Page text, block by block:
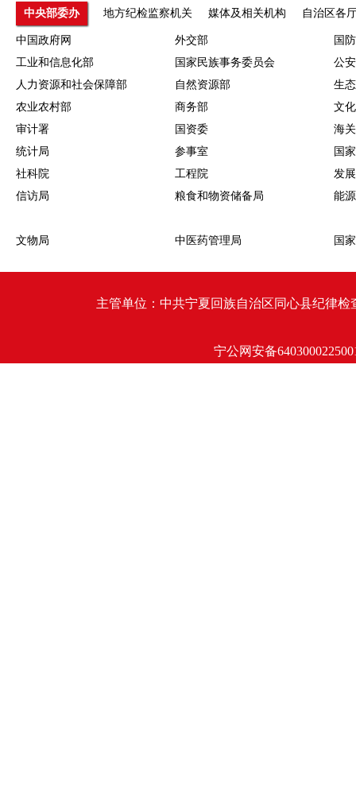
中央部委办 地方纪检监察机关 媒体及相关机构 自治区各
中国政府网 外交部
国
工业和信息化部
国家民族事务委员会
公
人力资源和社会保障部
自然资源部
生
农业农村部
商务部
文
审计署
国资委
海
统计局
参事室
国
社科院
工程院
发
信访局
粮食和物资储备局 能
文物局 中医药管理局 国
主管单位：中共宁夏回族自治区同心县纪律检
宁公网安备